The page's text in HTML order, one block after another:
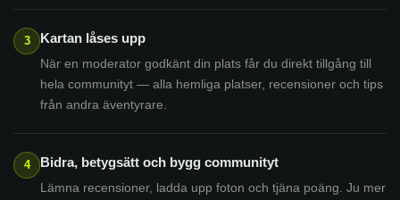
3 Kartan låses upp
När en moderator godkänt din plats får du direkt tillgång till
hela communityt — alla hemliga platser, recensioner och tips
från andra äventyrare.
4 Bidra, betygsätt och bygg communityt
Lämna recensioner, ladda upp foton och tjäna poäng. Ju mer